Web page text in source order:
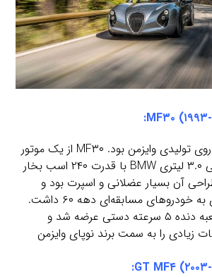
این اولین خودروی تولیدی وایزمن بود. MF۳۰ از یک موتور
۶ سیلندر خطی ۳.۰ لیتری BMW با قدرت ۲۴۰ اسب بخار
آن بسیار عضلانی و اسپرت بود و
شباهت زیادی به خودروهای مسابقه‌ای دهه ۶۰ داشت.
این مدل با جعبه دنده ۵ سرعته دستی عرضه شد و
زیادی را به سمت برند نوپای وایزمن